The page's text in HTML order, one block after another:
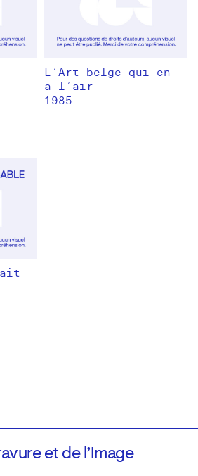
L’Art belge qui en
a l’air
1985
et de l’Image